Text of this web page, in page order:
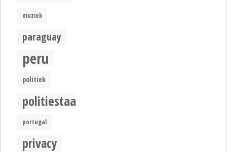
muziek
paraguay
peru
politiek
politiestaat
portugal
privacy